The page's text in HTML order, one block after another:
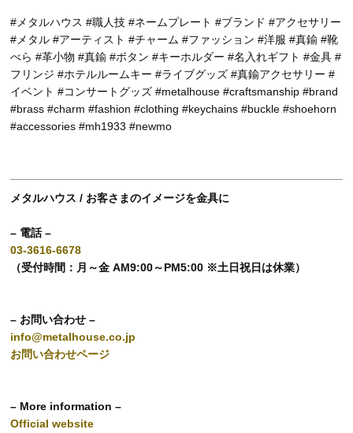
#メタルハウス #職人技 #ネームプレート #ブランド #アクセサリー
#メタル #アーティスト #チャーム #ファッション #洋服 #真鍮 #靴
べら #革小物 #真鍮 #ボタン #キーホルダー #名入れギフト #金具 #
フリンジ #ホテルルームキー #ライブグッズ #真鍮アクセサリー #
イベント #コンサートグッズ #metalhouse #craftsmanship #brand
#brass #charm #fashion #clothing #keychains #buckle #shoehorn
#accessories #mh1933 #newmo
メタルハウス / お客さまのイメージを金具に
– 電話 –
03-3616-6678
（受付時間：月～金 AM9:00～PM5:00 ※土日祝日は休業）
– お問い合わせ –
info@metalhouse.co.jp
お問い合わせページ
– More information –
Official website